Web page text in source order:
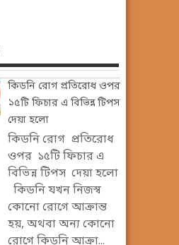
কিডনি রোগ প্রতিরোধ ওপর
১৫টি ফিচার এ বিভিন্ন টিপস
দেয়া হলো
কিডনি রোগ প্রতিরোধ
ওপর ১৫টি ফিচার এ
বিভিন্ন টিপস দেয়া হলো
কিডনি যখন নিজস্ব
কোনো রোগে আক্রান্ত
হয়, অথবা অন্য কোনো
রোগে কিডনি আক্রা...